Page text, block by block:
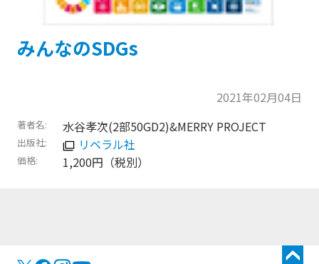
みんなのSDGs
2021年02月04日
著者名 水谷孝次(2部50GD2)&MERRY PROJECT
出版社 リベラル社
価格 1,200円（税別）